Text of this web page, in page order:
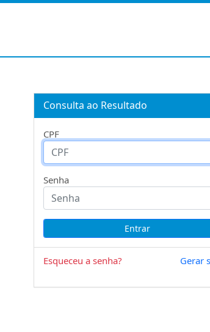
Consulta ao Resultado
CPF
Senha
Esqueceu a senha? Gerar